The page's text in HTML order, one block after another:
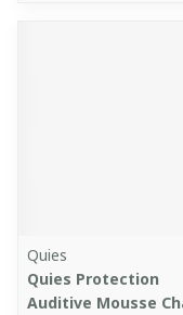
Quies
Quies Protection
Auditive Mousse